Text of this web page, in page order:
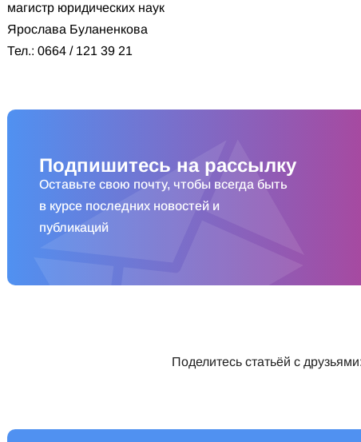
магистр юридических наук
Ярослава Буланенкова
Тел.: 0664 / 121 39 21
Подпишитесь на рассылку
Оставьте свою почту, чтобы всегда быть
в курсе последних новостей и
публикаций
Поделитесь статьёй с друзьями: